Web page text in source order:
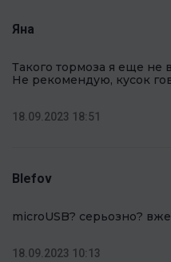
Яна
Такого тормоза я еще не
Не рекомендую, кусок
18.09.2023 18:51
Blefov
microUSB? серьозно?
18.09.2023 10:13